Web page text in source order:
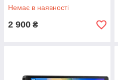
Немає в наявності
2 900 ₴